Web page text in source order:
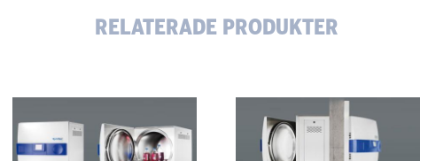
RELATERADE PRODUKTER
Horisontella
Golvautoklaver
Genomräckning
Autoklaver